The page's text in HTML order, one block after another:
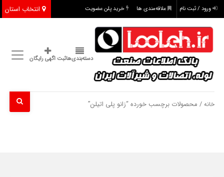
انتخاب استان ورود / ثبت نام علاقه‌مندی ها خرید پلن عضویت
دسته‌بندی‌هاثبت اگهی رایگان
خانه / محصولات برچسب خورده “زانو پلی اتیلن”